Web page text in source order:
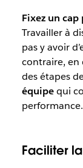
Fixez un
Travailler à
pas y avoir
contraire, en
des étapes
équipequi
performance.
Faciliter